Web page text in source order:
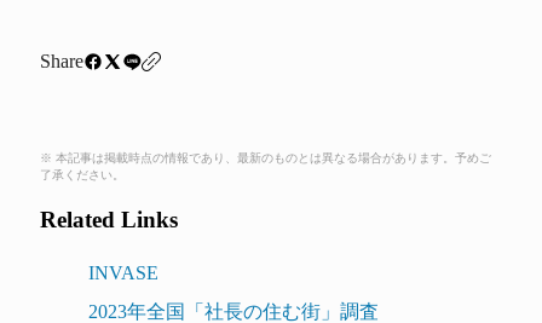
Share
※ 本記事は掲載時点の情報であり、最新のものとは異なる場合があります。予めご
了承ください。
Related Links
INVASE
2023年全国「社長の住む街」調査